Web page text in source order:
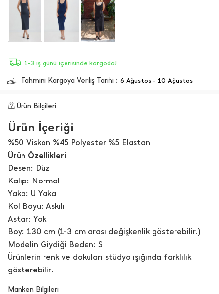
1-3 iş günü içerisinde kargoda!
Tahmini Kargoya Veriliş Tarihi : 6 Ağustos - 10 Ağustos
Ürün Bilgileri
Ürün İçeriği
%50 Viskon %45 Polyester %5 Elastan
Ürün Özellikleri
Desen: Düz
Kalıp: Normal
Yaka: U Yaka
Kol Boyu: Askılı
Astar: Yok
Boy: 130 cm (1-3 cm arası değişkenlik gösterebilir.)
Modelin Giydiği Beden: S
Ürünlerin renk ve dokuları stüdyo ışığında farklılık
gösterebilir.
Manken Bilgileri